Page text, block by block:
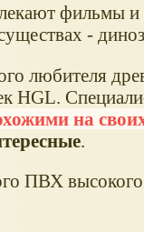
фильмы
-
любителя
HGL.
на
.
ПВХ высокого